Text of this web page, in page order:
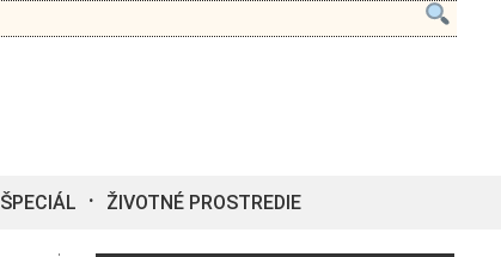
ŠPECIÁL ŽIVOTNÉ PROSTREDIE